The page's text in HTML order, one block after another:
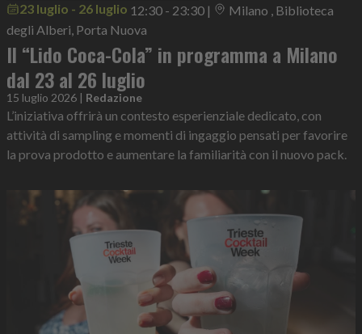
23 luglio - 26 luglio 12:30 - 23:30 |
Milano , Biblioteca
degli Alberi, Porta Nuova
Il “Lido Coca-Cola” in programma a Milano
dal 23 al 26 luglio
15 luglio 2026 | Redazione
L’iniziativa offrirà un contesto esperienziale dedicato, con
attività di sampling e momenti di ingaggio pensati per favorire
la prova prodotto e aumentare la familiarità con il nuovo pack.